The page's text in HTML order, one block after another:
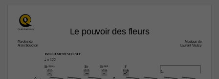
Le pouvoir des fleurs
Paroles de
Alain Souchon
Musique de
Laurent Voulzy
B¨(“4) B¨ B¨“2 F
1.
q = 122
INSTRUMENT SOLISTE
